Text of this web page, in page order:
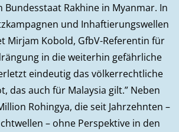
Bundesstaat Rakhine in Myanmar. In
und Inhaftierungswellen
Mirjam Kobold, GfbV-Referentin für
in die weiterhin gefährliche
eindeutig das völkerrechtliche
das auch für Malaysia gilt.” Neben
Rohingya, die seit Jahrzehnten –
– ohne Perspektive in den